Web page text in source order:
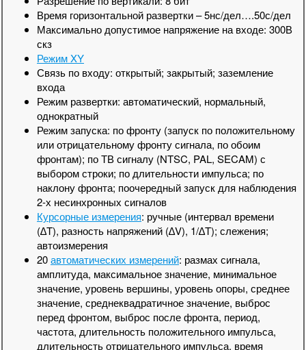
Время горизонтальной развертки – 5нс/дел….50с/дел
Максимально допустимое напряжение на входе: 300В
скз
Режим XY
Связь по входу: открытый; закрытый; заземление
входа
Режим развертки: автоматический, нормальный,
однократный
Режим запуска: по фронту (запуск по положительному
или отрицательному фронту сигнала, по обоим
фронтам); по ТВ сигналу (NTSC, PAL, SECAM) с
выбором строки; по длительности импульса; по
наклону фронта; поочередный запуск для наблюдения
2-х несинхронных сигналов
Курсорные измерения: ручные (интервал времени
(∆T), разность напряжений (∆V), 1/∆T); слежения;
автоизмерения
20автоматических измерений: размах сигнала,
амплитуда, максимальное значение, минимальное
значение, уровень вершины, уровень опоры, среднее
значение, среднеквадратичное значение, выброс
перед фронтом, выброс после фронта, период,
частота, длительность положительного импульса,
длительность отрицательного импульса, время